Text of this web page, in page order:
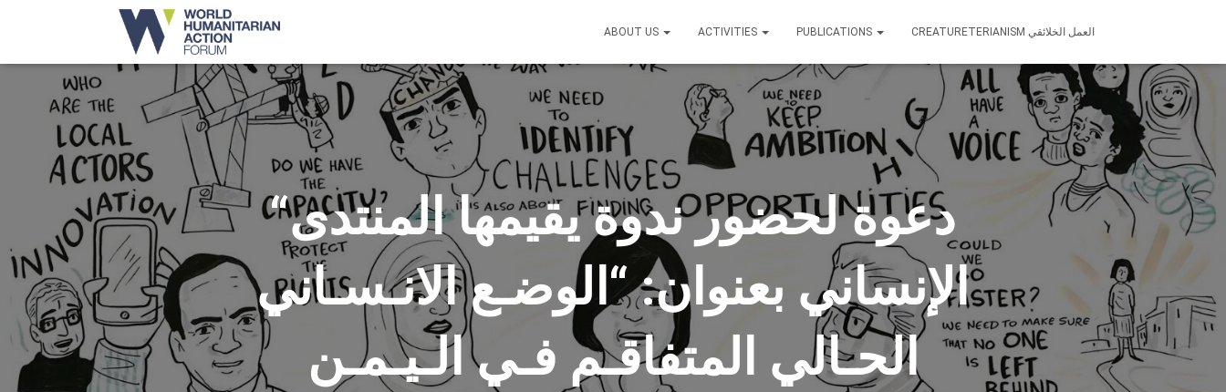
ABOUT US ACTIVITIES PUBLICATIONS CREATURETERIANISM العمل الخلائقي
“دعوة لحضور ندوة يقيمها المنتدى
الإنساني بعنوان: “الوضـع الانـسـاني
الحـالي المتفاقـم فـي الـيـمـن